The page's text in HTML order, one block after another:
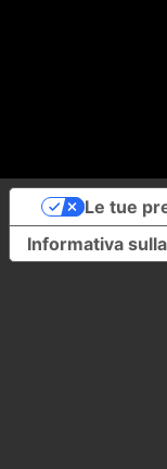
Informativa
Le tue